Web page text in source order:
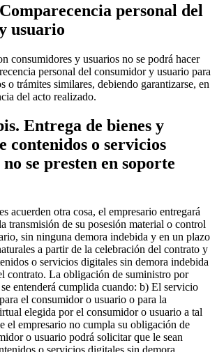
personal del
usuario
consumidores y usuarios no se podrá hacer
personal del consumidor y usuario para
o trámites similares, debiendo garantizarse, en
del acto realizado.
Entrega de bienes y
contenidos o servicios
se presten en soporte
acuerden otra cosa, el empresario entregará
transmisión de su posesión material o control
sin ninguna demora indebida y en un plazo
a partir de la celebración del contrato y
o servicios digitales sin demora indebida
contrato. La obligación de suministro por
entenderá cumplida cuando: b) El servicio
el consumidor o usuario o para la
elegida por el consumidor o usuario a tal
el empresario no cumpla su obligación de
o usuario podrá solicitar que le sean